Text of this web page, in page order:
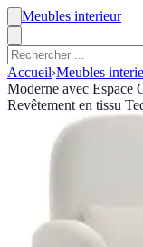
Meubles interieur
Accueil›Meubles
Moderne avec Espace
Revêtement en tissu